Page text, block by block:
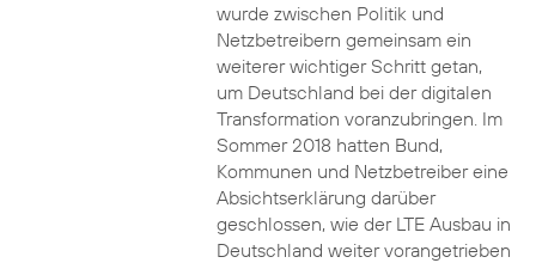
wurde zwischen Politik und
Netzbetreibern gemeinsam ein
weiterer wichtiger Schritt getan,
um Deutschland bei der digitalen
Transformation voranzubringen. Im
Sommer 2018 hatten Bund,
Kommunen und Netzbetreiber eine
Absichtserklärung darüber
geschlossen, wie der LTE Ausbau in
Deutschland weiter vorangetrieben